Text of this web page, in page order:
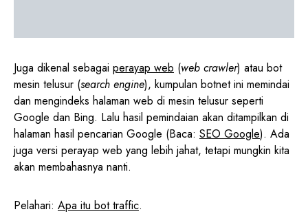
Juga dikenal sebagai perayap web (web crawler) atau bot
mesin telusur (search engine), kumpulan botnet ini memindai
dan mengindeks halaman web di mesin telusur seperti
Google dan Bing. Lalu hasil pemindaian akan ditampilkan di
halaman hasil pencarian Google (Baca: SEO Google). Ada
juga versi perayap web yang lebih jahat, tetapi mungkin kita
akan membahasnya nanti.
Pelahari: Apa itu bot traffic.